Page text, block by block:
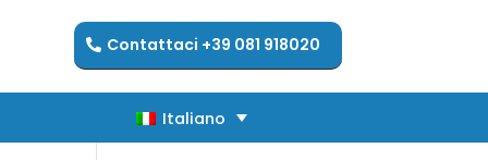
Contattaci +39 081 918020
Italiano
Italiano